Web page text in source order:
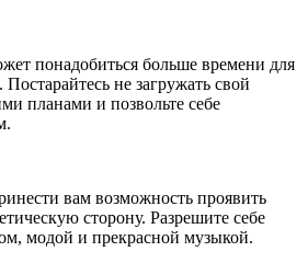
понадобиться больше времени для
не загружать свой
планами и позвольте себе
вам возможность проявить
сторону. Разрешите себе
модой и прекрасной музыкой.